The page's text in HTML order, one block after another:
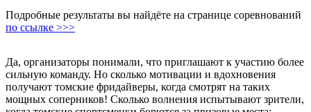
Подробные результаты вы найдёте на странице соревнований
по ссылке >>>
Да, организаторы понимали, что приглашают к участию более
сильную команду. Но сколько мотивации и вдохновения
получают томские фридайверы, когда смотрят на таких
мощных соперников! Сколько волнения испытывают зрители,